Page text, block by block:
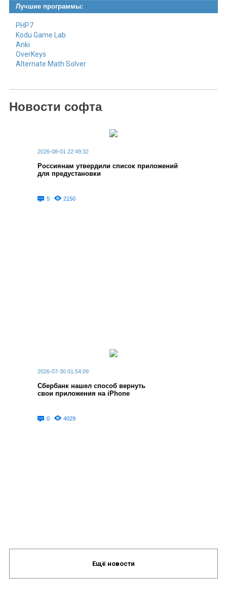
Лучшие программы:
PHP7
Kodu Game Lab
Anki
OverKeys
Alternate Math Solver
Новости софта
2026-08-01 22:49:32
Россиянам утвердили список приложений
для предустановки
5 2150
2026-07-30 01:54:09
Сбербанк нашел способ вернуть
свои приложения на iPhone
0 4029
Ещё новости